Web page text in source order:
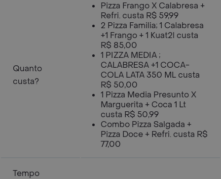
Quanto
custa?
Pizza Frango X Calabresa +
Refri. custa R$ 59,99
2 Pizza Familia; 1 Calabresa
+1 Frango + 1 Kuat2l custa
R$ 85,00
1 PIZZA MEDIA ;
CALABRESA +1 COCA-
COLA LATA 350 ML custa
R$ 50,00
1 Pizza Media Presunto X
Marguerita + Coca 1 Lt
custa R$ 50,99
Combo Pizza Salgada +
Pizza Doce + Refri. custa R$
77,00
Tempo